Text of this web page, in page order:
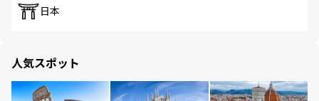
日本
人気スポット